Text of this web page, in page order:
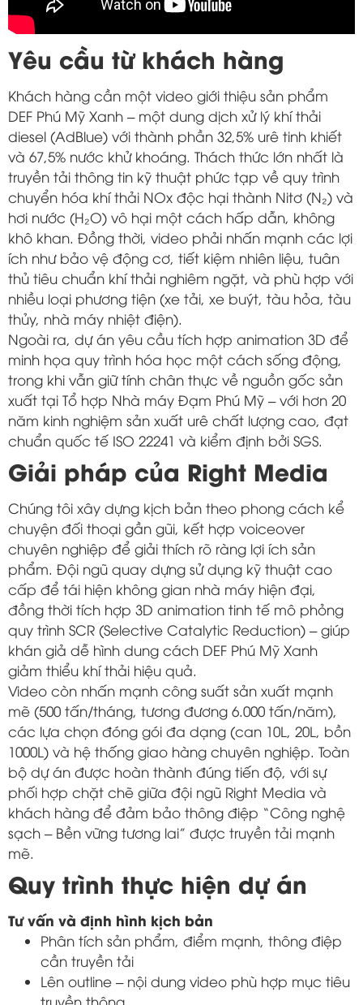
Yêu cầu từ khách hàng
Khách hàng cần một video giới thiệu sản phẩm
DEF Phú Mỹ Xanh – một dung dịch xử lý khí thải
diesel (AdBlue) với thành phần 32,5% urê tinh khiết
và 67,5% nước khử khoáng. Thách thức lớn nhất là
truyền tải thông tin kỹ thuật phức tạp về quy trình
chuyển hóa khí thải NOx độc hại thành Nitơ (N₂) và
hơi nước (H₂O) vô hại một cách hấp dẫn, không
khô khan. Đồng thời, video phải nhấn mạnh các lợi
ích như bảo vệ động cơ, tiết kiệm nhiên liệu, tuân
thủ tiêu chuẩn khí thải nghiêm ngặt, và phù hợp với
nhiều loại phương tiện (xe tải, xe buýt, tàu hỏa, tàu
thủy, nhà máy nhiệt điện).
Ngoài ra, dự án yêu cầu tích hợp animation 3D để
minh họa quy trình hóa học một cách sống động,
trong khi vẫn giữ tính chân thực về nguồn gốc sản
xuất tại Tổ hợp Nhà máy Đạm Phú Mỹ – với hơn 20
năm kinh nghiệm sản xuất urê chất lượng cao, đạt
chuẩn quốc tế ISO 22241 và kiểm định bởi SGS.
Giải pháp của Right Media
Chúng tôi xây dựng kịch bản theo phong cách kể
chuyện đối thoại gần gũi, kết hợp voiceover
chuyên nghiệp để giải thích rõ ràng lợi ích sản
phẩm. Đội ngũ quay dựng sử dụng kỹ thuật cao
cấp để tái hiện không gian nhà máy hiện đại,
đồng thời tích hợp 3D animation tinh tế mô phỏng
quy trình SCR (Selective Catalytic Reduction) – giúp
khán giả dễ hình dung cách DEF Phú Mỹ Xanh
giảm thiểu khí thải hiệu quả.
Video còn nhấn mạnh công suất sản xuất mạnh
mẽ (500 tấn/tháng, tương đương 6.000 tấn/năm),
các lựa chọn đóng gói đa dạng (can 10L, 20L, bồn
1000L) và hệ thống giao hàng chuyên nghiệp. Toàn
bộ dự án được hoàn thành đúng tiến độ, với sự
phối hợp chặt chẽ giữa đội ngũ Right Media và
khách hàng để đảm bảo thông điệp “Công nghệ
sạch – Bền vững tương lai” được truyền tải mạnh
mẽ.
Quy trình thực hiện dự án
Tư vấn và định hình kịch bản
Phân tích sản phẩm, điểm mạnh, thông điệp
cần truyền tải
Lên outline – nội dung video phù hợp mục tiêu
truyền thông